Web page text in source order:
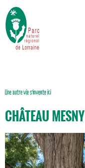
CHÂTEAU MESNY